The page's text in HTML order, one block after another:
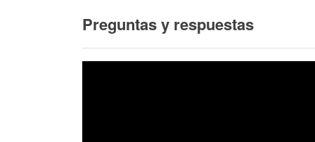
Preguntas y respuestas